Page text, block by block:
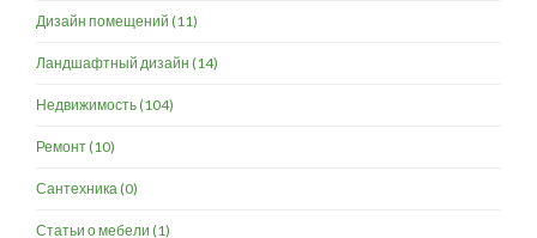
Дизайн помещений (11)
Ландшафтный дизайн (14)
Недвижимость(104)
Ремонт(10)
Сантехника (0)
Статьи о мебели (1)